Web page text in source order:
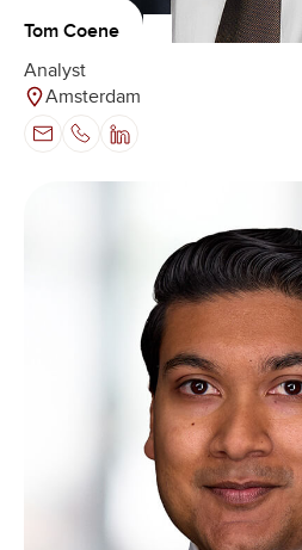
Tom Coene
Analyst
Amsterdam